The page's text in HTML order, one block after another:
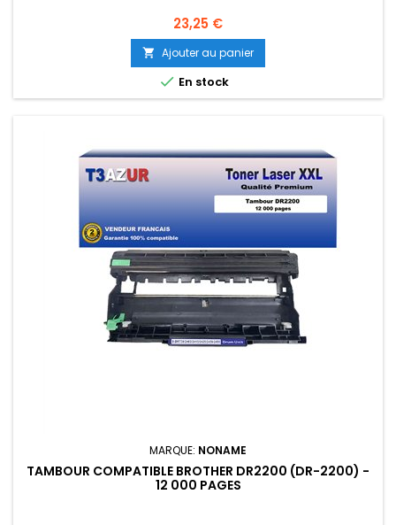
Prix
23,25 €
 Ajouter au panier
 En stock
MARQUE: NONAME
TAMBOUR COMPATIBLE BROTHER DR2200 (DR-2200) -
12 000 PAGES